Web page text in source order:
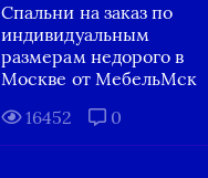
Спальни на заказ по
индивидуальным
размерам недорого в
Москве от МебельМск
16452
0